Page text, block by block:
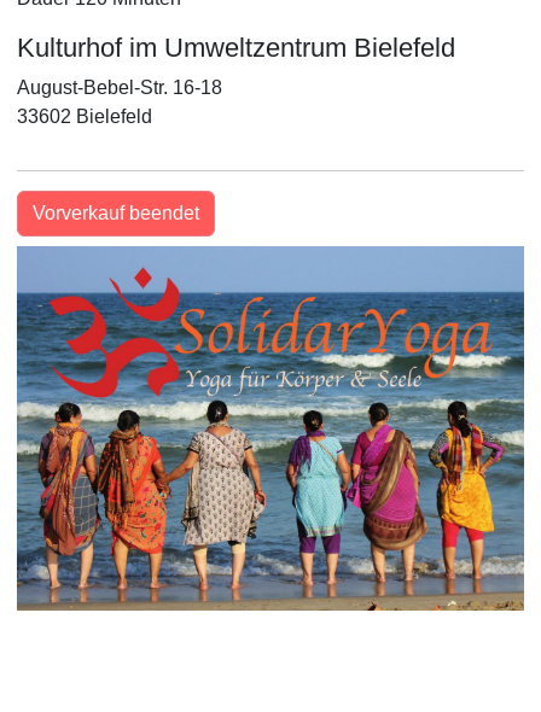
Kulturhof im Umweltzentrum Bielefeld
August-Bebel-Str. 16-18
33602 Bielefeld
Vorverkauf beendet